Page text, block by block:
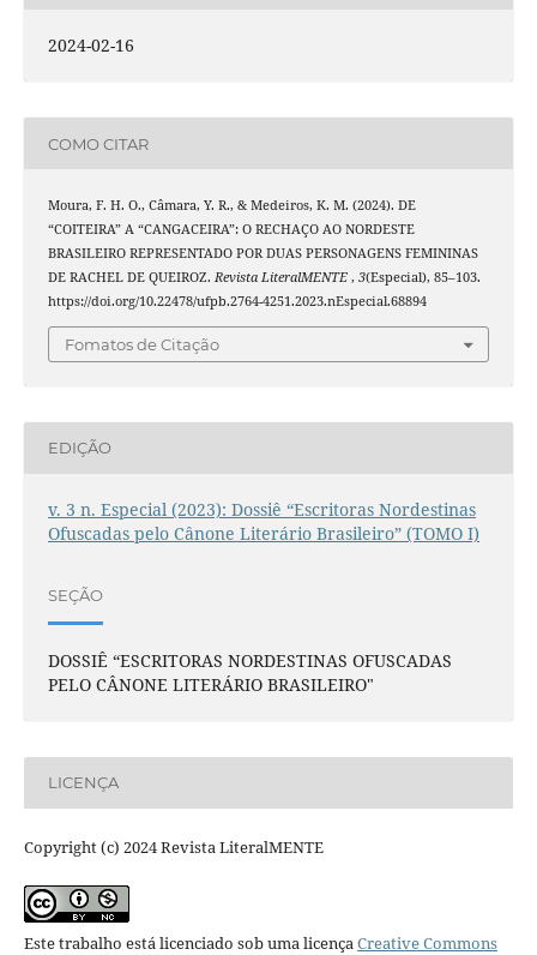
2024-02-16
COMO CITAR
Moura, F. H. O., Câmara, Y. R., & Medeiros, K. M. (2024). DE
“COITEIRA” A “CANGACEIRA”: O RECHAÇO AO NORDESTE
BRASILEIRO REPRESENTADO POR DUAS PERSONAGENS FEMININAS
DE RACHEL DE QUEIROZ. Revista LiteralMENTE , 3(Especial), 85–103.
https://doi.org/10.22478/ufpb.2764-4251.2023.nEspecial.68894
Fomatos de Citação
EDIÇÃO
v. 3 n. Especial (2023): Dossiê “Escritoras Nordestinas
Ofuscadas pelo Cânone Literário Brasileiro” (TOMO I)
SEÇÃO
DOSSIÊ “ESCRITORAS NORDESTINAS OFUSCADAS
PELO CÂNONE LITERÁRIO BRASILEIRO"
LICENÇA
Copyright (c) 2024 Revista LiteralMENTE
Este trabalho está licenciado sob uma licençaCreative Commons